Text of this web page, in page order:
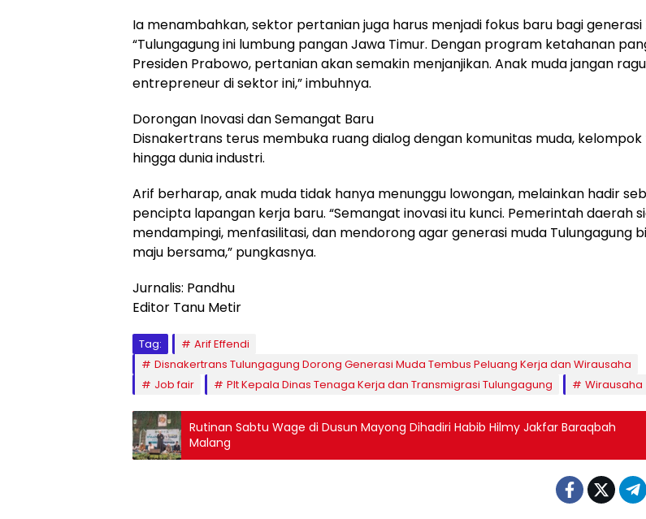
Ia menambahkan, sektor pertanian juga harus menjadi fokus baru bagi generasi
“Tulungagung ini lumbung pangan Jawa Timur. Dengan program ketahanan
Presiden Prabowo, pertanian akan semakin menjanjikan. Anak muda jangan
entrepreneur di sektor ini,” imbuhnya.
Dorongan Inovasi dan Semangat Baru
Disnakertrans terus membuka ruang dialog dengan komunitas muda, kelompok
hingga dunia industri.
Arif berharap, anak muda tidak hanya menunggu lowongan, melainkan hadir
pencipta lapangan kerja baru. “Semangat inovasi itu kunci. Pemerintah daerah
mendampingi, menfasilitasi, dan mendorong agar generasi muda Tulungagung
maju bersama,” pungkasnya.
Jurnalis: Pandhu
Editor Tanu Metir
Tag:
Arif Effendi
Disnakertrans Tulungagung Dorong Generasi Muda Tembus Peluang Kerja dan Wirausaha
Job fair
Plt Kepala Dinas Tenaga Kerja dan Transmigrasi Tulungagung Wirausaha
Rutinan Sabtu Wage di Dusun Mayong Dihadiri Habib Hilmy Jakfar Baraqbah
Malang